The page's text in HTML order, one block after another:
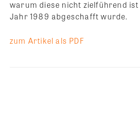
warum diese nicht zielführend
Jahr 1989 abgeschafft wurde.
zum Artikel als PDF